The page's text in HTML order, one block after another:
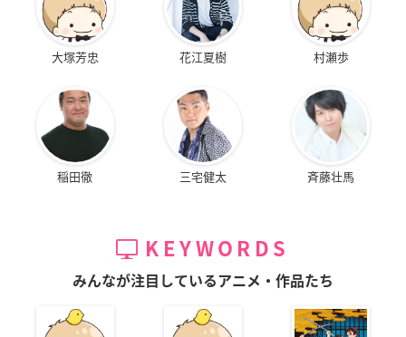
大塚芳忠 花江夏樹 村瀬歩
稲田徹 三宅健太 斉藤壮馬
KEYWORDS
みんなが注目しているアニメ・作品たち